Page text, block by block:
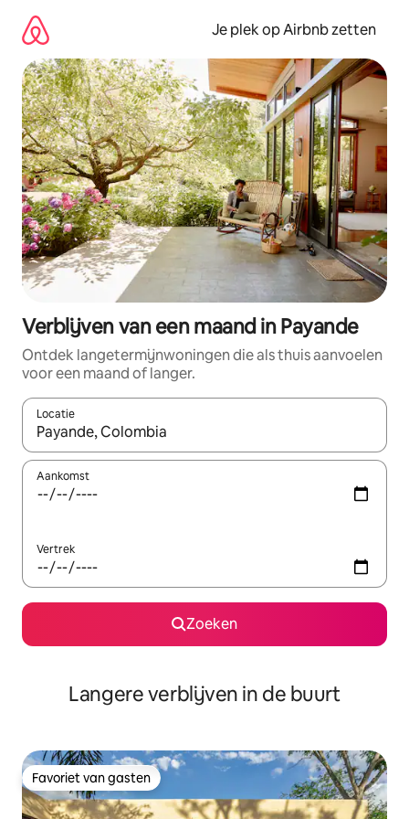
direct
naar
inhoud
Je plek op Airbnb zetten
Verblijven van een maand in Payande
Ontdek langetermijnwoningen die als thuis aanvoelen
voor een maand of langer.
Locatie
Wanneer er resultaten beschikbaar zijn, maak je een keuze
Aankomst
Vertrek
Zoeken
Langere verblijven in de buurt
Favoriet van gasten
Favoriet van gasten